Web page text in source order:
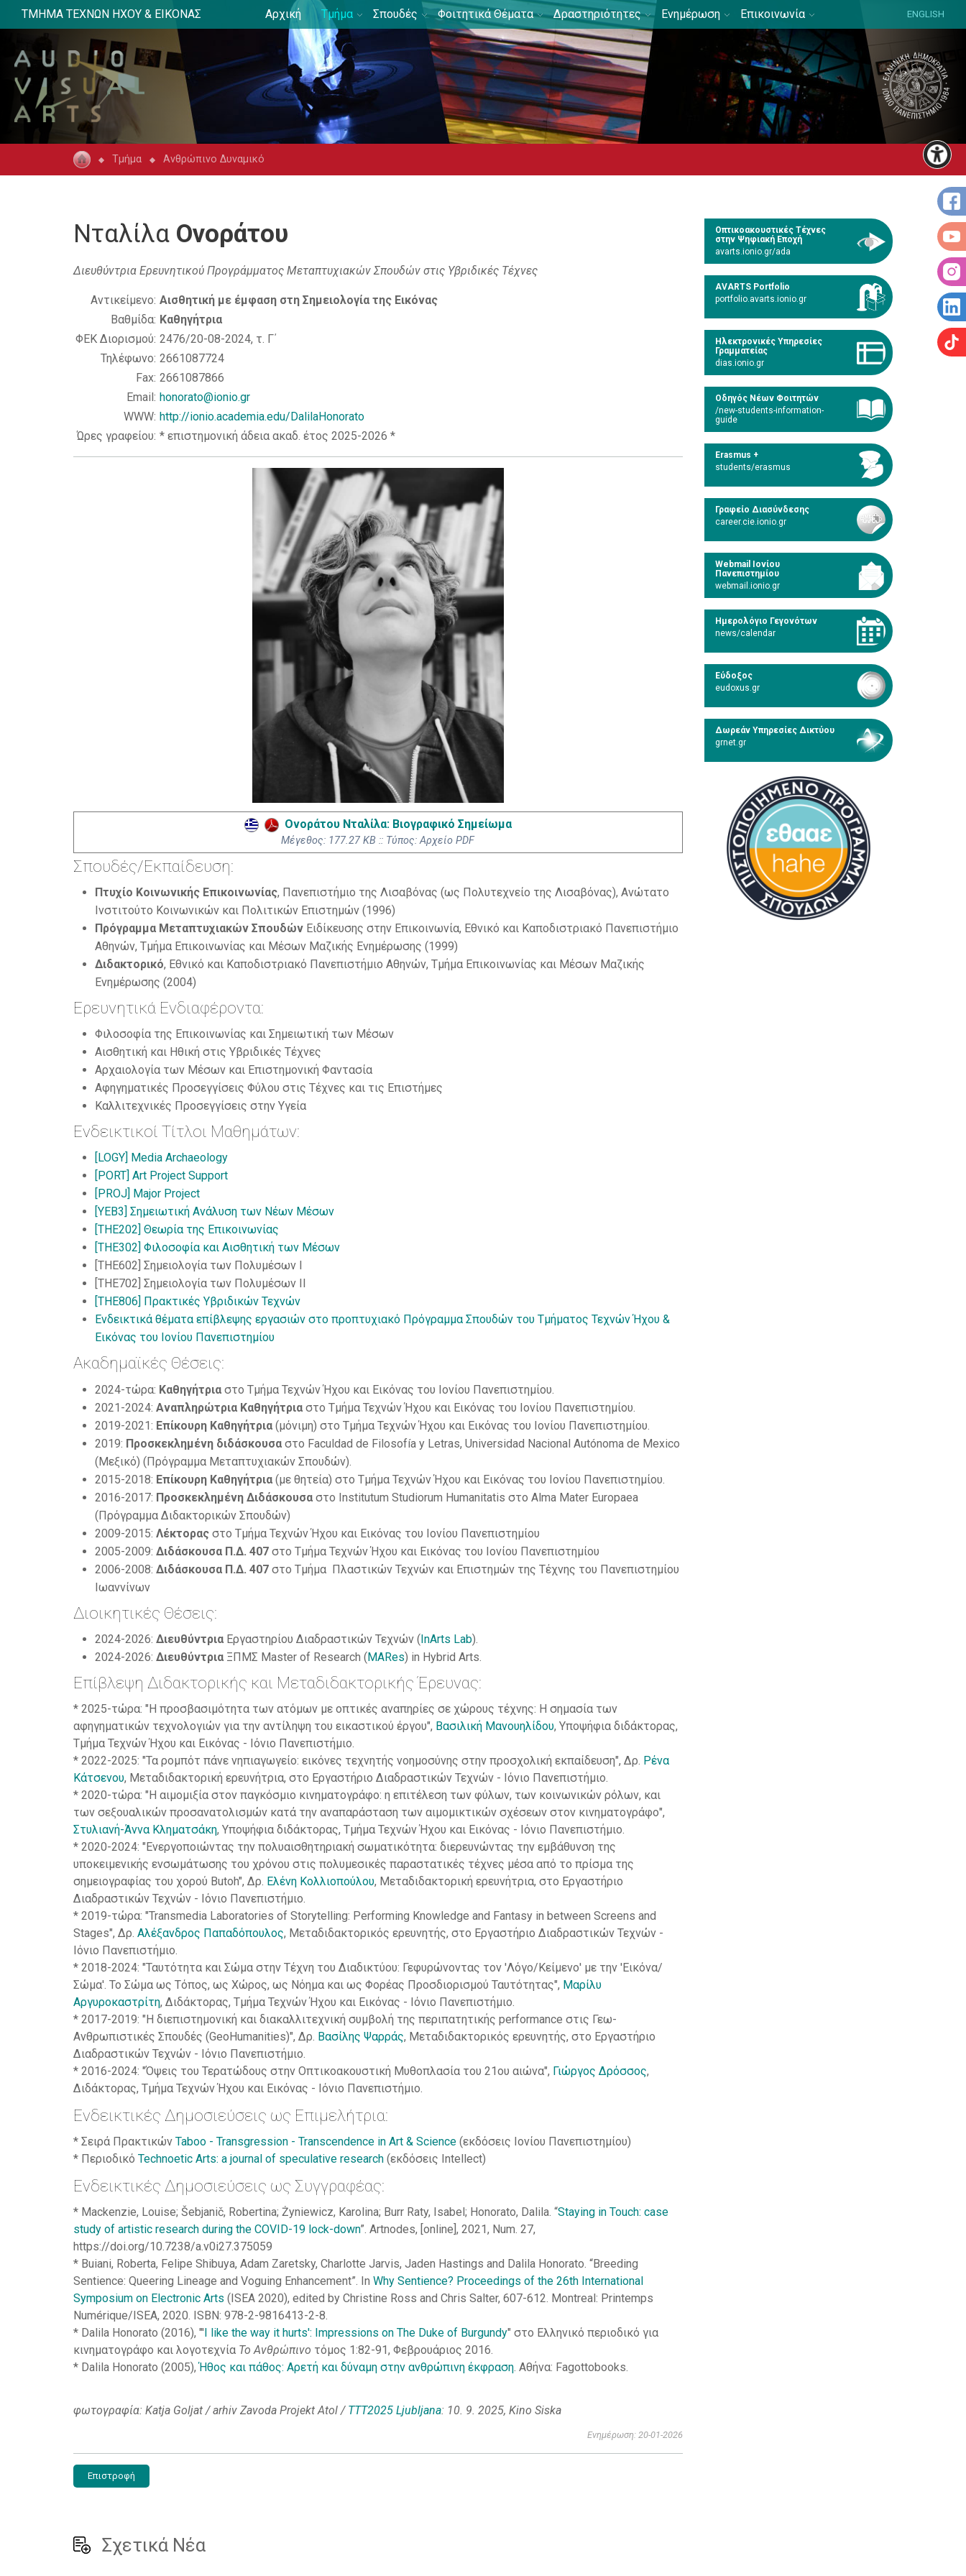
ΤΜΗΜΑ ΤΕΧΝΩΝ ΗΧΟΥ & ΕΙΚΟΝΑΣ Αρχική Τμήμα Σπουδές Φοιτητικά Θέματα Δραστηριότητες Ενημέρωση Επικοινωνία ENGLISH
Τμήμα Ανθρώπινο Δυναμικό
Νταλίλα Ονοράτου
Διευθύντρια Ερευνητικού Προγράμματος Μεταπτυχιακών Σπουδών στις Υβριδικές Τέχνες
Αντικείμενο: Αισθητική με έμφαση στη Σημειολογία της Εικόνας
Βαθμίδα: Καθηγήτρια
ΦΕΚ Διορισμού: 2476/20-08-2024, τ. Γ΄
Τηλέφωνο: 2661087724
Fax: 2661087866
Email: honorato@ionio.gr
WWW: http://ionio.academia.edu/DalilaHonorato
Ώρες γραφείου: * επιστημονική άδεια ακαδ. έτος 2025-2026 *
Ονοράτου Νταλίλα: Βιογραφικό Σημείωμα
Mέγεθος: 177.27 KB :: Τύπος: Αρχείο PDF
Σπουδές/Εκπαίδευση:
Πτυχίο Κοινωνικής Επικοινωνίας, Πανεπιστήμιο της Λισαβόνας (ως Πολυτεχνείο της Λισαβόνας), Ανώτατο
Ινστιτούτο Κοινωνικών και Πολιτικών Επιστημών (1996)
Πρόγραμμα Μεταπτυχιακών Σπουδών Ειδίκευσης στην Επικοινωνία, Εθνικό και Καποδιστριακό Πανεπιστήμιο
Αθηνών, Τμήμα Επικοινωνίας και Μέσων Μαζικής Ενημέρωσης (1999)
Διδακτορικό, Εθνικό και Καποδιστριακό Πανεπιστήμιο Αθηνών, Τμήμα Επικοινωνίας και Μέσων Μαζικής
Ενημέρωσης (2004)
Ερευνητικά Ενδιαφέροντα:
Φιλοσοφία της Επικοινωνίας και Σημειωτική των Μέσων
Αισθητική και Ηθική στις Υβριδικές Τέχνες
Αρχαιολογία των Μέσων και Επιστημονική Φαντασία
Αφηγηματικές Προσεγγίσεις Φύλου στις Τέχνες και τις Επιστήμες
Καλλιτεχνικές Προσεγγίσεις στην Υγεία
Ενδεικτικοί Τίτλοι Μαθημάτων:
[LOGY] Media Archaeology
[PORT] Art Project Support
[PROJ] Major Project
[YEB3] Σημειωτική Ανάλυση των Νέων Μέσων
[THE202] Θεωρία της Επικοινωνίας
[THE302] Φιλοσοφία και Αισθητική των Μέσων
[THE602] Σημειολογία των Πολυμέσων Ι
[THE702] Σημειολογία των Πολυμέσων ΙΙ
[THE806] Πρακτικές Υβριδικών Τεχνών
Ενδεικτικά θέματα επίβλεψης εργασιών στο προπτυχιακό Πρόγραμμα Σπουδών του Τμήματος Τεχνών Ήχου &
Εικόνας του Ιονίου Πανεπιστημίου
Ακαδημαϊκές Θέσεις:
2024-τώρα: Καθηγήτρια στο Τμήμα Τεχνών Ήχου και Εικόνας του Ιονίου Πανεπιστημίου.
2021-2024: Αναπληρώτρια Καθηγήτρια στο Τμήμα Τεχνών Ήχου και Εικόνας του Ιονίου Πανεπιστημίου.
2019-2021: Επίκουρη Καθηγήτρια (μόνιμη) στο Τμήμα Τεχνών Ήχου και Εικόνας του Ιονίου Πανεπιστημίου.
2019: Προσκεκλημένη διδάσκουσα στο Faculdad de Filosofía y Letras, Universidad Nacional Autónoma de Mexico
(Μεξικό) (Πρόγραμμα Μεταπτυχιακών Σπουδών).
2015-2018: Επίκουρη Καθηγήτρια (με θητεία) στο Τμήμα Τεχνών Ήχου και Εικόνας του Ιονίου Πανεπιστημίου.
2016-2017: Προσκεκλημένη Διδάσκουσα στο Institutum Studiorum Humanitatis στο Alma Mater Europaea
(Πρόγραμμα Διδακτορικών Σπουδών)
2009-2015: Λέκτορας στο Τμήμα Τεχνών Ήχου και Εικόνας του Ιονίου Πανεπιστημίου
2005-2009: Διδάσκουσα Π.Δ. 407 στο Τμήμα Τεχνών Ήχου και Εικόνας του Ιονίου Πανεπιστημίου
2006-2008: Διδάσκουσα Π.Δ. 407 στο Τμήμα Πλαστικών Τεχνών και Επιστημών της Τέχνης του Πανεπιστημίου
Ιωαννίνων
Διοικητικές Θέσεις:
2024-2026: Διευθύντρια Εργαστηρίου Διαδραστικών Τεχνών (InArts Lab).
2024-2026: Διευθύντρια ΞΠΜΣ Master of Research (MARes) in Hybrid Arts.
Επίβλεψη Διδακτορικής και Μεταδιδακτορικής Έρευνας:
* 2025-τώρα: "Η προσβασιμότητα των ατόμων με οπτικές αναπηρίες σε χώρους τέχνης: Η σημασία των
αφηγηματικών τεχνολογιών για την αντίληψη του εικαστικού έργου", Βασιλική Μανουηλίδου, Υποψήφια διδάκτορας,
Τμήμα Τεχνών Ήχου και Εικόνας - Ιόνιο Πανεπιστήμιο.
* 2022-2025: "Τα ρομπότ πάνε νηπιαγωγείο: εικόνες τεχνητής νοημοσύνης στην προσχολική εκπαίδευση", Δρ. Ρένα
Κάτσενου, Μεταδιδακτορική ερευνήτρια, στο Εργαστήριο Διαδραστικών Τεχνών - Ιόνιο Πανεπιστήμιο.
* 2020-τώρα: "Η αιμομιξία στον παγκόσμιο κινηματογράφο: η επιτέλεση των φύλων, των κοινωνικών ρόλων, και
των σεξουαλικών προσανατολισμών κατά την αναπαράσταση των αιμομικτικών σχέσεων στον κινηματογράφο",
Στυλιανή-Άννα Κληματσάκη, Υποψήφια διδάκτορας, Τμήμα Τεχνών Ήχου και Εικόνας - Ιόνιο Πανεπιστήμιο.
* 2020-2024: "Ενεργοποιώντας την πολυαισθητηριακή σωματικότητα: διερευνώντας την εμβάθυνση της
υποκειμενικής ενσωμάτωσης του χρόνου στις πολυμεσικές παραστατικές τέχνες μέσα από το πρίσμα της
σημειογραφίας του χορού Butoh", Δρ. Ελένη Κολλιοπούλου, Μεταδιδακτορική ερευνήτρια, στο Εργαστήριο
Διαδραστικών Τεχνών - Ιόνιο Πανεπιστήμιο.
* 2019-τώρα: "Transmedia Laboratories of Storytelling: Performing Knowledge and Fantasy in between Screens and
Stages", Δρ. Αλέξανδρος Παπαδόπουλος, Μεταδιδακτορικός ερευνητής, στο Εργαστήριο Διαδραστικών Τεχνών -
Ιόνιο Πανεπιστήμιο.
* 2018-2024: "Ταυτότητα και Σώμα στην Τέχνη του Διαδικτύου: Γεφυρώνοντας τον 'Λόγο/Κείμενο' με την 'Εικόνα/
Σώμα'. Το Σώμα ως Τόπος, ως Χώρος, ως Νόημα και ως Φορέας Προσδιορισμού Ταυτότητας", Μαρίλυ
Αργυροκαστρίτη, Διδάκτορας, Τμήμα Τεχνών Ήχου και Εικόνας - Ιόνιο Πανεπιστήμιο.
* 2017-2019: "Η διεπιστημονική και διακαλλιτεχνική συμβολή της περιπατητικής performance στις Γεω-
Ανθρωπιστικές Σπουδές (GeoHumanities)", Δρ. Βασίλης Ψαρράς, Μεταδιδακτορικός ερευνητής, στο Εργαστήριο
Διαδραστικών Τεχνών - Ιόνιο Πανεπιστήμιο.
* 2016-2024: "Όψεις του Τερατώδους στην Οπτικοακουστική Μυθοπλασία του 21ου αιώνα", Γιώργος Δρόσσος,
Διδάκτορας, Τμήμα Τεχνών Ήχου και Εικόνας - Ιόνιο Πανεπιστήμιο.
Ενδεικτικές Δημοσιεύσεις ως Επιμελήτρια:
* Σειρά Πρακτικών Taboo - Transgression - Transcendence in Art & Science (εκδόσεις Ιονίου Πανεπιστημίου)
* Περιοδικό Technoetic Arts: a journal of speculative research (εκδόσεις Intellect)
Ενδεικτικές Δημοσιεύσεις ως Συγγραφέας:
* Mackenzie, Louise; Šebjanič, Robertina; Żyniewicz, Karolina; Burr Raty, Isabel; Honorato, Dalila. “Staying in Touch: case
study of artistic research during the COVID-19 lock-down”. Artnodes, [online], 2021, Num. 27,
https://doi.org/10.7238/a.v0i27.375059
* Buiani, Roberta, Felipe Shibuya, Adam Zaretsky, Charlotte Jarvis, Jaden Hastings and Dalila Honorato. “Breeding
Sentience: Queering Lineage and Voguing Enhancement”. In Why Sentience? Proceedings of the 26th International
Symposium on Electronic Arts (ISEA 2020), edited by Christine Ross and Chris Salter, 607-612. Montreal: Printemps
Numérique/ISEA, 2020. ISBN: 978-2-9816413-2-8.
* Dalila Honorato (2016), "'I like the way it hurts': Impressions on The Duke of Burgundy" στο Ελληνικό περιοδικό για
κινηματογράφο και λογοτεχνία Το Ανθρώπινο τόμος 1:82-91, Φεβρουάριος 2016.
* Dalila Honorato (2005),Ήθος και πάθος: Αρετή και δύναμη στην ανθρώπινη έκφραση . Αθήνα: Fagottobooks.
φωτογραφία: Katja Goljat / arhiv Zavoda Projekt Atol / TTT2025 Ljubljana: 10. 9. 2025, Kino Siska
Ενημέρωση: 20-01-2026
Επιστροφή
Σχετικά Νέα
Οπτικοακουστικές Τέχνες
στην Ψηφιακή Εποχή
avarts.ionio.gr/ada
AVARTS Portfolio
portfolio.avarts.ionio.gr
Ηλεκτρονικές Υπηρεσίες
Γραμματείας
dias.ionio.gr
Οδηγός Νέων Φοιτητών
/new-students-information-
guide
Erasmus +
students/erasmus
Γραφείο Διασύνδεσης
career.cie.ionio.gr
Webmail Ιονίου
Πανεπιστημίου
webmail.ionio.gr
Ημερολόγιο Γεγονότων
news/calendar
Εύδοξος
eudoxus.gr
Δωρεάν Υπηρεσίες Δικτύου
grnet.gr